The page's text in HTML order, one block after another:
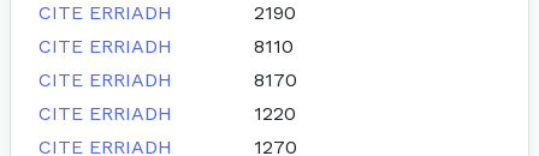
CITE ERRIADH
2190
CITE ERRIADH
8110
CITE ERRIADH
8170
CITE ERRIADH
1220
CITE ERRIADH
1270